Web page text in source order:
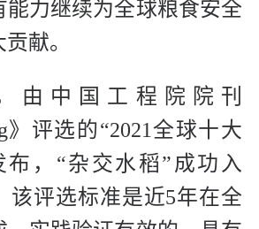
能力继续为全球粮食安全
献。
由中国工程院院刊
》评选的“2021全球十大
布，“杂交水稻”成功入
该评选标准是近5年在全